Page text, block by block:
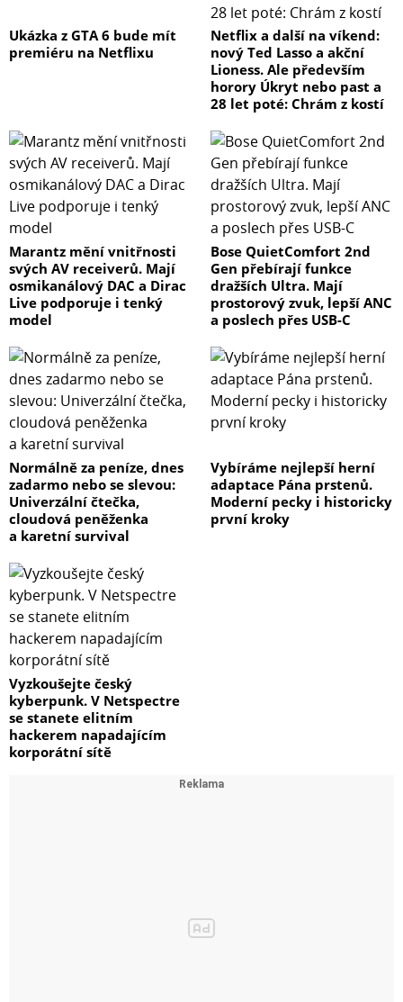
Ukázka z GTA 6 bude mít
premiéru na Netflixu
Netflix a další na víkend:
nový Ted Lasso a akční
Lioness. Ale především
horory Úkryt nebo past a
28 let poté: Chrám z kostí
Marantz mění vnitřnosti
svých AV receiverů. Mají
osmikanálový DAC a Dirac
Live podporuje i tenký
model
Bose QuietComfort 2nd
Gen přebírají funkce
dražších Ultra. Mají
prostorový zvuk, lepší ANC
a poslech přes USB-C
Normálně za peníze, dnes
zadarmo nebo se slevou:
Univerzální čtečka,
cloudová peněženka
a karetní survival
Vybíráme nejlepší herní
adaptace Pána prstenů.
Moderní pecky i historicky
první kroky
Vyzkoušejte český
kyberpunk. V Netspectre
se stanete elitním
hackerem napadajícím
korporátní sítě